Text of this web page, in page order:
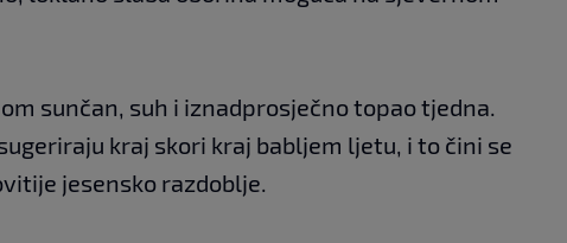
sunčan, suh i iznadprosječno topao tjedna.
kraj skori kraj babljem ljetu, i to čini se
jesensko razdoblje.